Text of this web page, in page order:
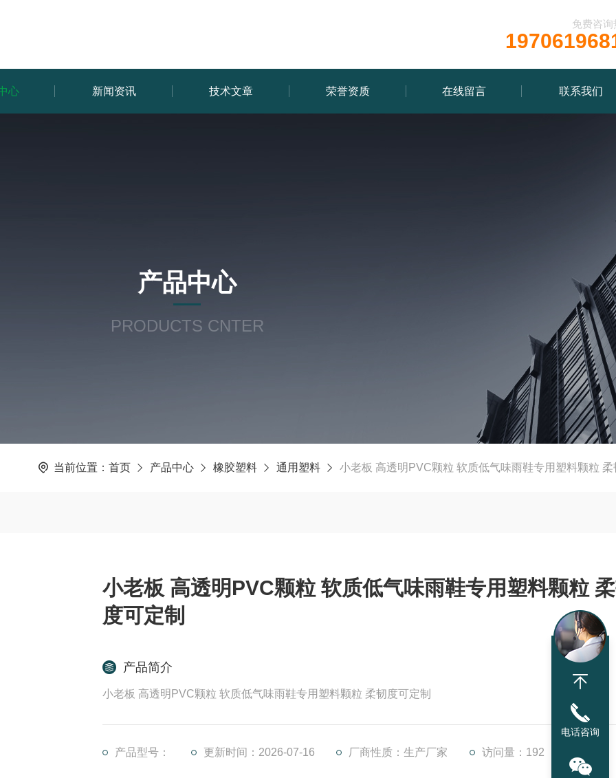
免费咨询
心 新闻资讯 技术文章 荣誉资质 在线留言 联系我们
产品中心
PRODUCTS CNTER
当前位置： 首页 产品中心 橡胶塑料 通用塑料 小老板 高透明PVC颗粒 软质低气味雨鞋专用塑料颗粒
小老板 高透明PVC颗粒 软质低气味雨鞋专用塑料颗粒
度可定制
产品简介
小老板 高透明PVC颗粒 软质低气味雨鞋专用塑料颗粒 柔韧度可定制
产品型号： 更新时间：2026-07-16 厂商性质：生产厂家 访问量：192
电话咨询